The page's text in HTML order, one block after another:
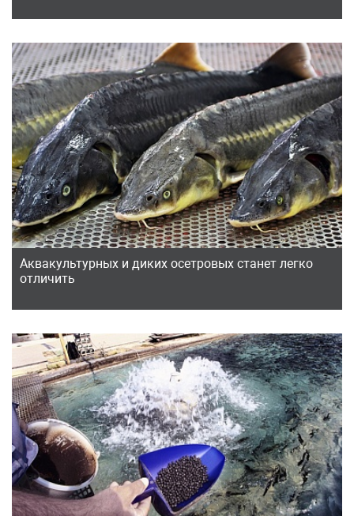
Аквакультурных и диких осетровых станет легко
отличить